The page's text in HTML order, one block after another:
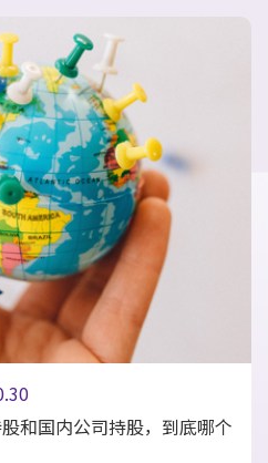
和国内公司持股，到底哪个